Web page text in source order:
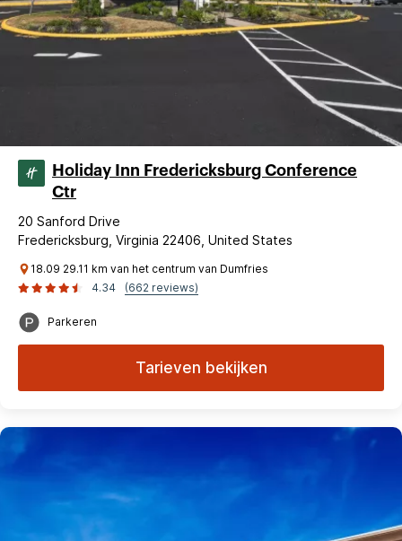
Holiday Inn Fredericksburg Conference
Ctr
20 Sanford Drive
Fredericksburg, Virginia 22406, United States
18.09 29.11 km van het centrum van Dumfries
4.34
(662 reviews)
Parkeren
Tarieven bekijken